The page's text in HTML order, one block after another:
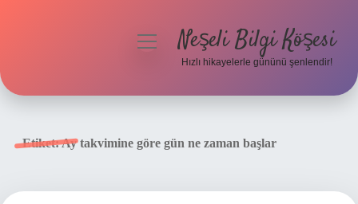
menüyüNeşeli Bilgi Köşesi
Hızlı hikayelerle gününü şenlendir!
Etiket:Ay takvimine göre gün ne zaman başlar